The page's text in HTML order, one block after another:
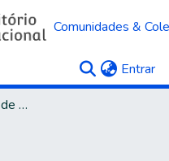
Comunidades &
Entrar
Trabalhos de Conclusão de Curso